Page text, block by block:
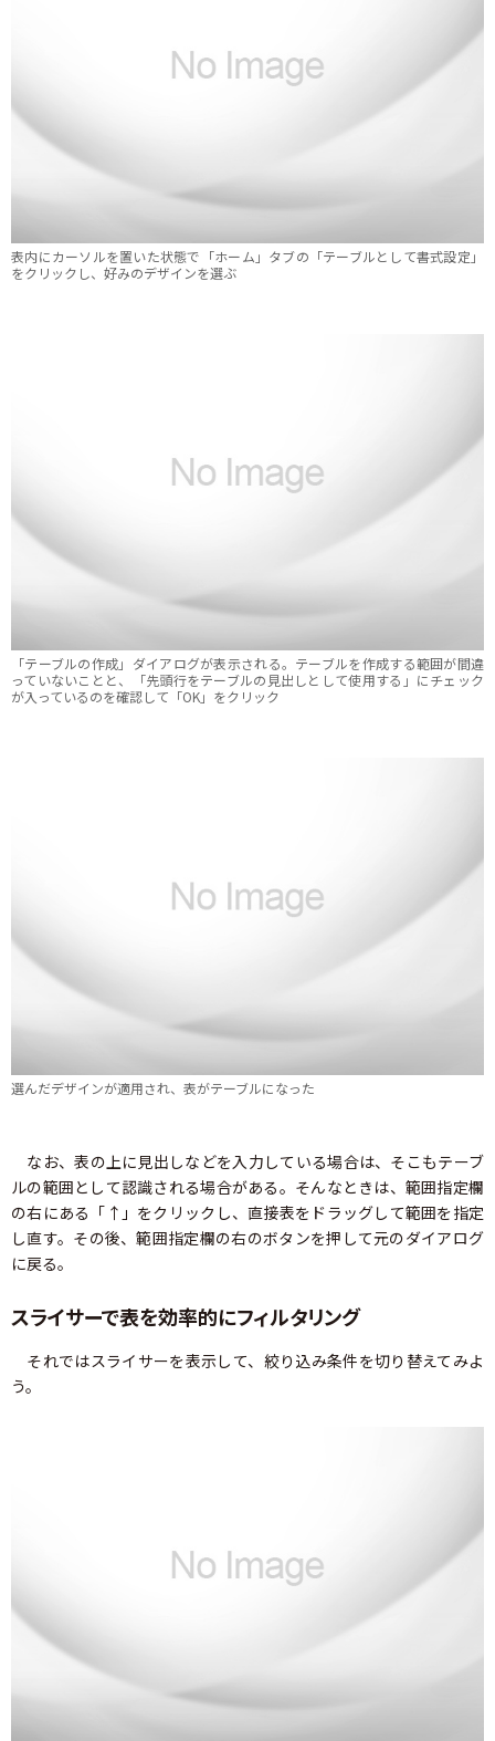
表内にカーソルを置いた状態で「ホーム」タブの「テーブルとして書式設定」
をクリックし、好みのデザインを選ぶ
「テーブルの作成」ダイアログが表示される。テーブルを作成する範囲が間違
っていないことと、「先頭行をテーブルの見出しとして使用する」にチェック
が入っているのを確認して「OK」をクリック
選んだデザインが適用され、表がテーブルになった
なお、表の上に見出しなどを入力している場合は、そこもテーブ
ルの範囲として認識される場合がある。そんなときは、範囲指定欄
の右にある「↑」をクリックし、直接表をドラッグして範囲を指定
し直す。その後、範囲指定欄の右のボタンを押して元のダイアログ
に戻る。
スライサーで表を効率的にフィルタリング
それではスライサーを表示して、絞り込み条件を切り替えてみよ
う。